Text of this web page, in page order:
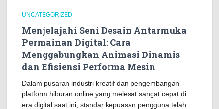
UNCATEGORIZED
Menjelajahi Seni Desain Antarmuka
Permainan Digital: Cara
Menggabungkan Animasi Dinamis
dan Efisiensi Performa Mesin
Dalam pusaran industri kreatif dan pengembangan
platform hiburan online yang melesat sangat cepat di
era digital saat ini, standar kepuasan pengguna telah